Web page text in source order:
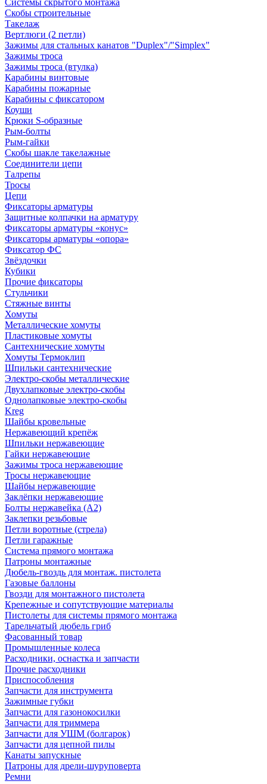
Системы скрытого монтажа
Скобы строительные
Такелаж
Вертлюги (2 петли)
Зажимы для стальных канатов "Duplex"/"Simplex"
Зажимы троса
Зажимы троса (втулка)
Карабины винтовые
Карабины пожарные
Карабины с фиксатором
Коуши
Крюки S-образные
Рым-болты
Рым-гайки
Скобы шакле такелажные
Соединители цепи
Талрепы
Тросы
Цепи
Фиксаторы арматуры
Защитные колпачки на арматуру
Фиксаторы арматуры «конус»
Фиксаторы арматуры «опора»
Фиксатор ФС
Звёздочки
Кубики
Прочие фиксаторы
Стульчики
Стяжные винты
Хомуты
Металлические хомуты
Пластиковые хомуты
Сантехнические хомуты
Хомуты Термоклип
Шпильки сантехнические
Электро-скобы металлические
Двухлапковые электро-скобы
Однолапковые электро-скобы
Kreg
Шайбы кровельные
Нержавеющий крепёж
Шпильки нержавеющие
Гайки нержавеющие
Зажимы троса нержавеющие
Тросы нержавеющие
Шайбы нержавеющие
Заклёпки нержавеющие
Болты нержавейка (А2)
Заклепки резьбовые
Петли воротные (стрела)
Петли гаражные
Система прямого монтажа
Патроны монтажные
Дюбель-гвоздь для монтаж. пистолета
Газовые баллоны
Гвозди для монтажного пистолета
Крепежные и сопутствующие материалы
Пистолеты для системы прямого монтажа
Тарельчатый дюбель гриб
Фасованный товар
Промышленные колеса
Расходники, оснастка и запчасти
Прочие расходники
Приспособления
Запчасти для инструмента
Зажимные губки
Запчасти для газонокосилки
Запчасти для триммера
Запчасти для УШМ (болгарок)
Запчасти для цепной пилы
Канаты запускные
Патроны для дрели-шуруповерта
Ремни